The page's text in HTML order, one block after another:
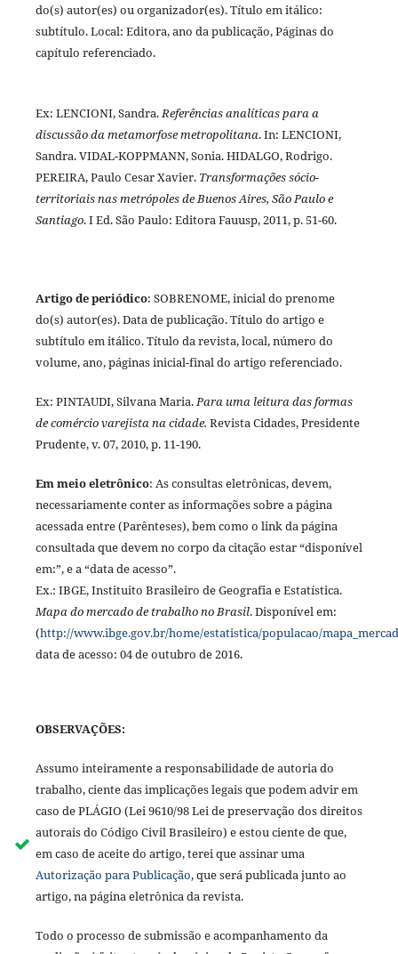
do(s) autor(es) ou organizador(es). Título em itálico:
subtítulo. Local: Editora, ano da publicação, Páginas do
capítulo referenciado.
Ex: LENCIONI, Sandra.Referências analíticas para a
discussão da metamorfose metropolitana. In: LENCIONI,
Sandra. VIDAL-KOPPMANN, Sonia. HIDALGO, Rodrigo.
PEREIRA, Paulo Cesar Xavier. Transformações sócio-
territoriais nas metrópoles de Buenos Aires, São Paulo e
Santiago. I Ed. São Paulo: Editora Fauusp, 2011, p. 51-60.
Artigo de periódico: SOBRENOME, inicial do prenome
do(s) autor(es). Data de publicação. Título do artigo e
subtítulo em itálico. Título da revista, local, número do
volume, ano, páginas inicial-final do artigo referenciado.
Ex: PINTAUDI, Silvana Maria.Para uma leitura das formas
de comércio varejista na cidade. Revista Cidades, Presidente
Prudente, v. 07, 2010, p. 11-190.
Em meio eletrônico: As consultas eletrônicas, devem,
necessariamente conter as informações sobre a página
acessada entre (Parênteses), bem como o link da página
consultada que devem no corpo da citação estar “disponível
em:”, e a “data de acesso”.
Ex.: IBGE, Instituito Brasileiro de Geografia e Estatística.
Mapa do mercado de trabalho no Brasil. Disponível em:
(http://www.ibge.gov.br/home/estatistica/populacao/
data de acesso: 04 de outubro de 2016.
OBSERVAÇÕES:
Assumo inteiramente a responsabilidade de autoria do
trabalho, ciente das implicações legais que podem advir em
caso de PLÁGIO (Lei 9610/98 Lei de preservação dos direitos
autorais do Código Civil Brasileiro) e estou ciente de que,
em caso de aceite do artigo, terei que assinar uma
Autorização para Publicação, que será publicada junto ao
artigo, na página eletrônica da revista.
Todo o processo de submissão e acompanhamento da